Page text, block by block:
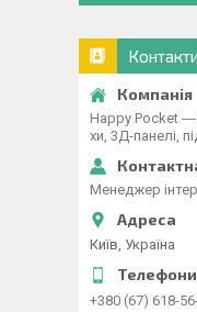
Контакти
Happy Pocket ―
хи, 3Д-панелі,
Менеджер
Київ, Україна
+380 (67) 618-